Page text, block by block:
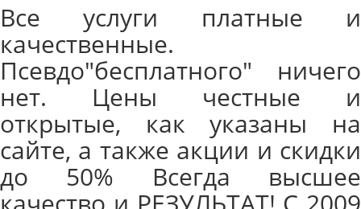
Все услуги платные и
качественные.
Псевдо"бесплатного" ничего
нет. Цены честные и
открытые, как указаны на
сайте, а также акции и скидки
до 50% Всегда высшее